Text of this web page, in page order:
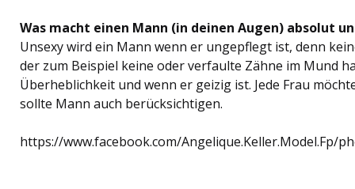
Was macht einen Mann (in deinen Augen) absolut
Unsexy wird ein Mann wenn er ungepflegt ist, denn
der zum Beispiel keine oder verfaulte Zähne im Mund
Überheblichkeit und wenn er geizig ist. Jede Frau
sollte Mann auch berücksichtigen.
https://www.facebook.com/Angelique.Keller.Model.Fp/